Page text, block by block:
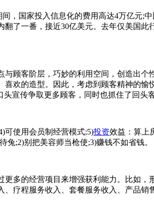
国家投入信息化的费用高达4万亿元;中
了一番，接近30亿美元。去年仅美国
客阶层，巧妙的利用空间，创造出个
欢的造型。因此，考虑到顾客精神的
宣传争取更多顾客，同时也抓住了回头客
使用会员制经营模式;5)投资效益：算上
;2)别把美容师当枪使;3)赚钱不如省钱。
的经营项目来增强获利能力。比如，
疗程服务收入、套餐服务收入、产品